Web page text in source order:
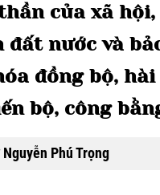
của xã hội,
đất nước và
đồng bộ, hài
bộ, công
Phú Trọng